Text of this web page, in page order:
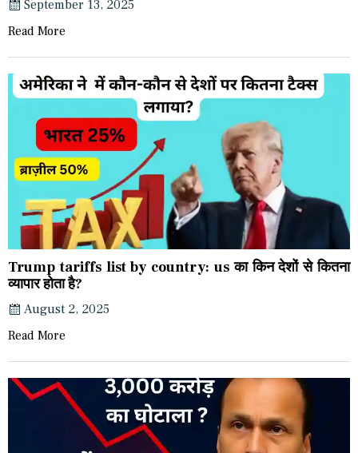
September 13, 2025
Read More
Trump tariffs list by country: us का किन देशों से कितना
व्यापार होता है?
August 2, 2025
Read More